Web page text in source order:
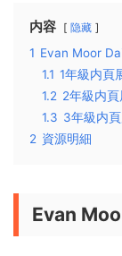
内容 隐藏
1 Evan Moor
1.1 1年級内頁
1.2 2年級内
1.3 3年級内
2 資源明細
Evan